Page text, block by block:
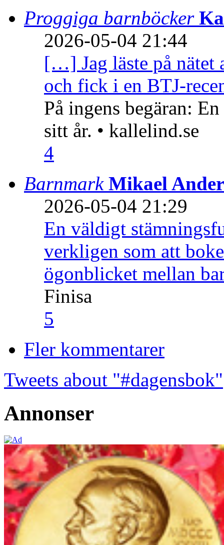
Proggiga barnböcker
2026-05-04 21:44
[…] Jag läste på nätet
och fick i en BTJ-
På ingens begäran:
sitt år. • kallelind.se
4
Barnmark Mikael
2026-05-04 21:29
En väldigt
verkligen som att
ögonblicket mellan
Finisa
5
Fler kommentarer
Tweets about "#dagensbok"
Annonser